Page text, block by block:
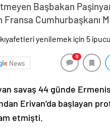
Başbakan
News
0
savaş 44 günde
Erivan’da başlayan
etmişti.